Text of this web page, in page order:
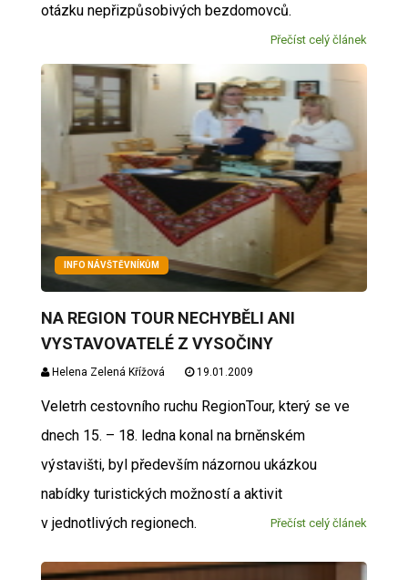
otázku nepřizpůsobivých bezdomovců.
Přečíst celý článek
INFO NÁVŠTĚVNÍKŮM
NA REGION TOUR NECHYBĚLI ANI
VYSTAVOVATELÉ Z VYSOČINY
Helena Zelená Křížová 19.01.2009
Veletrh cestovního ruchu RegionTour, který se ve
dnech 15. – 18. ledna konal na brněnském
výstavišti, byl především názornou ukázkou
nabídky turistických možností a aktivit
v jednotlivých regionech.
Přečíst celý článek